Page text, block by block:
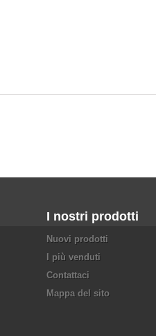
I nostri prodotti
Nuovi prodotti
I più venduti
Contattaci
Mappa del sito